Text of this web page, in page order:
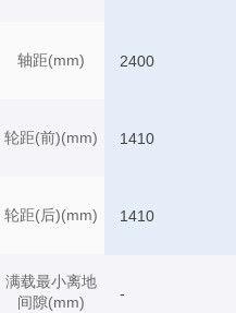
轴距(mm)
轮距(前)(mm)
轮距(后)(mm)
满载最小离地
间隙(mm)
2400
1410
1410
-